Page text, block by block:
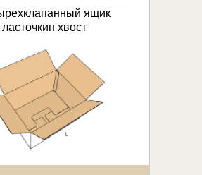
ящик
ласточкин хвост